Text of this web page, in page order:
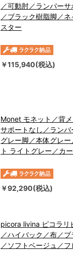
／可動肘／ランバー
／ブラック樹脂脚／
スター
￥115,940(税込)
Monet モネット／背
サポートなし／ラン
グレー脚／本体グレ
ト ライトグレー／カ
￥92,290(税込)
picora livina ピコラリ
／ハイバック／布／
／ソフトベージュ／